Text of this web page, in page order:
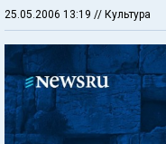
25.05.2006 13:19 // Культура